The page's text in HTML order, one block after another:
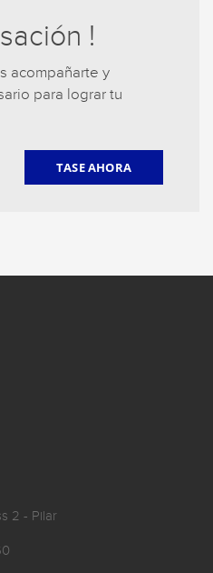
!
acompañarte y
para lograr tu
TASE AHORA
2 - Pilar